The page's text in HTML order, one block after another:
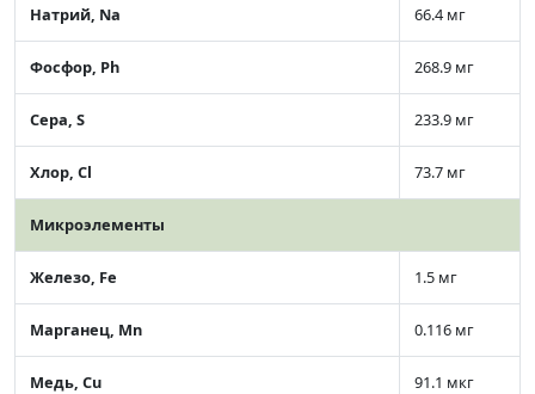
Натрий, Na 66.4 мг
Фосфор, Ph 268.9 мг
Сера, S 233.9 мг
Хлор, Cl 73.7 мг
Микроэлементы
Железо, Fe 1.5 мг
Марганец, Mn 0.116 мг
Медь, Cu 91.1 мкг